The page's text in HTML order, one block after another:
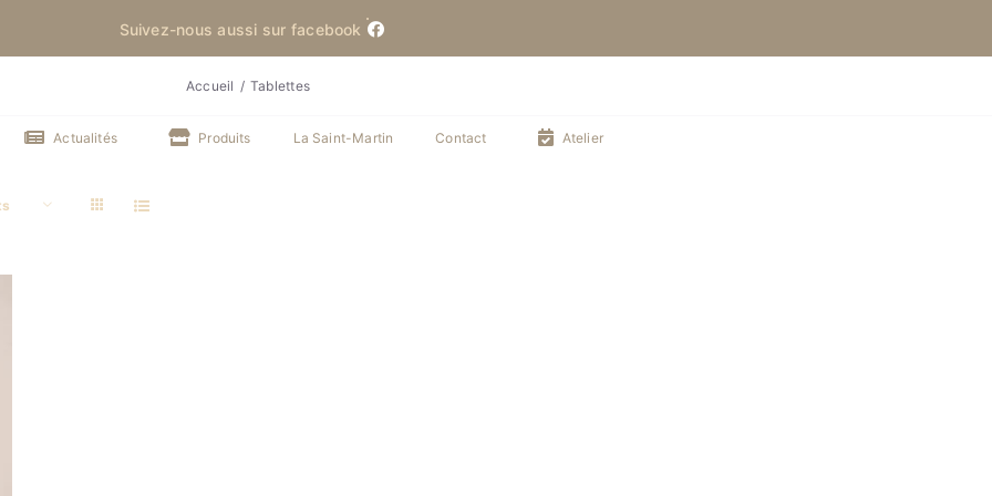
Suivez-nous aussi sur facebook
Actualités Produits La Saint-Martin Contact Atelier
Accueil Tablettes